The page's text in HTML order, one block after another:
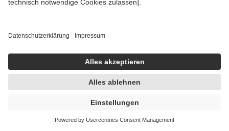
getroffen, um sicherzustellen, dass es sich um echte Bewertungen
https://help.etrusted.com/hc/de/articles/4419944605341
Einige Bilder und Inhalte wurden unter Zuhilfenahme künstlicher